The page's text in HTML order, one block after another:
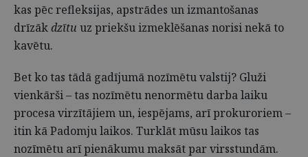
kas pēc refleksijas, apstrādes un izmantošanas
drīzākdzītu uz priekšu izmeklēšanas norisi nekā to
kavētu.
Bet ko tas tādā gadījumā nozīmētu valstij? Gluži
vienkārši – tas nozīmētu nenormētu darba laiku
procesa virzītājiem un, iespējams, arī prokuroriem –
itin kā Padomju laikos. Turklāt mūsu laikos tas
nozīmētu arī pienākumu maksāt par virsstundām.